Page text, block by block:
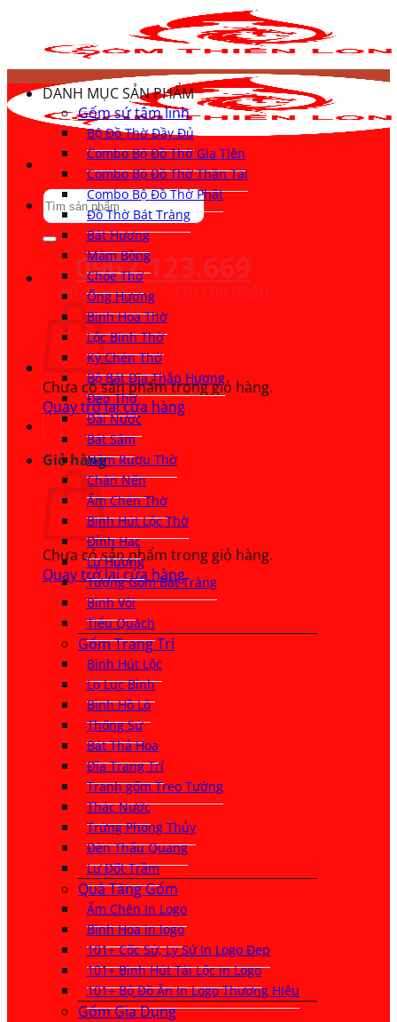
dung
Tìm
kiếm:
0962.123.669
(8h-21h từ T2-T7; 17h Chủ Nhật)
Chưa có sản phẩm trong giỏ hàng.
Quay trở lại cửa hàng
Giỏ hàng
Chưa có sản phẩm trong giỏ hàng.
Quay trở lại cửa hàng
DANH MỤC SẢN PHẨM
Gốm sứ tâm linh
Bộ Đồ Thờ Đầy Đủ
Combo Bộ Đồ Thờ Gia Tiên
Combo Bộ Đồ Thờ Thần Tài
Combo Bộ Đồ Thờ Phật
Đồ Thờ Bát Tràng
Bát Hương
Mâm Bồng
Chóe Thờ
Ống Hương
Bình Hoa Thờ
Lộc Bình Thờ
Kỷ Chén Thờ
Bộ Bát Đĩa Thắp Hương
Đèn Thờ
Đài Nước
Bát Sâm
Nậm Rượu Thờ
Chân Nến
Ấm Chén Thờ
Bình Hút Lộc Thờ
Đỉnh Hạc
Lư Hương
Tượng Gốm Bát Tràng
Bình Vôi
Tiểu Quách
Gốm Trang Trí
Bình Hút Lộc
Lọ Lục Bình
Bình Hồ Lô
Thống Sứ
Bát Thả Hoa
Đĩa Trang Trí
Tranh gốm Treo Tường
Thác Nước
Trứng Phong Thủy
Đèn Thấu Quang
Lư Đốt Trầm
Quà Tặng Gốm
Ấm Chén In Logo
Bình Hoa in logo
101+ Cốc Sứ, Ly Sứ In Logo Đẹp
101+ Bình Hút Tài Lộc in Logo
101+ Bộ Đồ Ăn In Logo Thương Hiệu
Gốm Gia Dụng